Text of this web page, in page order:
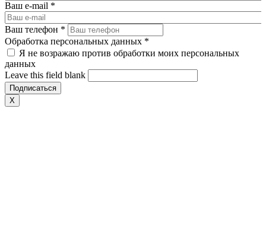
Ваш e-mail *
Ваш телефон *
Обработка персональных данных *
Я не возражаю против обработки моих персональных
данных
Leave this field blank
X